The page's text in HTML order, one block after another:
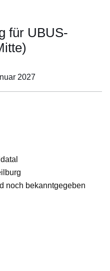
für UBUS-
2027
noch bekanntgegeben